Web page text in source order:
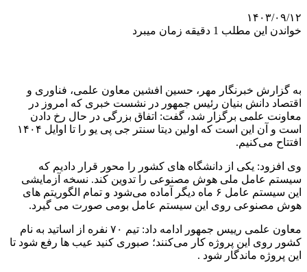
۱۴۰۳/۰۹/۱۲
خواندن این مطلب 1 دقیقه زمان میبرد
به گزارش خبرنگار مهر، حسین افشین معاون علمی، فناوری و
اقتصاد دانش بنیان رئیس جمهور در نشست خبری که امروز در
معاونت علمی برگزار شد، گفت: اتفاق بزرگی در حال رخ دادن
است و آن این است که اولین دیتا سنتر جی پی یو را تا اوایل ۱۴۰۴
افتتاح می‌کنیم.
وی افزود: یکی از دانشگاه های کشور را محور قرار دادیم که
سیستم عامل ملی هوش مصنوعی را تدوین کند. نسخه آزمایشی
این سیستم عامل ۶ ماه دیگر آماده می‌شود و تمام الگوریتم های
هوش مصنوعی روی این سیستم عامل بومی صورت می گیرد.
معاون علمی رییس جمهور ادامه داد: تیم ۷۰ نفره از اساتید به نام
کشور روی این پروژه کار می‌کنند؛ صبوری کنید عیب ها رفع شود تا
این پروژه ماندگار شود .